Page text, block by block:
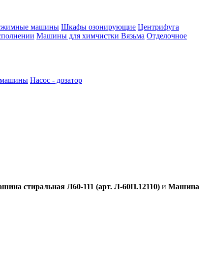
машины Шкафы озонирующие Центрифуга
Машины для химчистки Вязьма Отделочное
Насос - дозатор
стиральная Л60-111 (арт. Л-60П.12110) и Машина